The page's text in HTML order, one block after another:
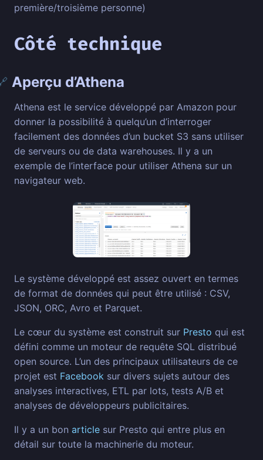
première/troisième personne)
Côté technique
Aperçu d’Athena
Athena est le service développé par Amazon pour
donner la possibilité à quelqu’un d’interroger
facilement des données d’un bucket S3 sans utiliser
de serveurs ou de data warehouses. Il y a un
exemple de l’interface pour utiliser Athena sur un
navigateur web.
Le système développé est assez ouvert en termes
de format de données qui peut être utilisé : CSV,
JSON, ORC, Avro et Parquet.
Le cœur du système est construit sur Presto qui est
défini comme un moteur de requête SQL distribué
open source. L’un des principaux utilisateurs de ce
projet est Facebook sur divers sujets autour des
analyses interactives, ETL par lots, tests A/B et
analyses de développeurs publicitaires.
Il y a un bon article sur Presto qui entre plus en
détail sur toute la machinerie du moteur.